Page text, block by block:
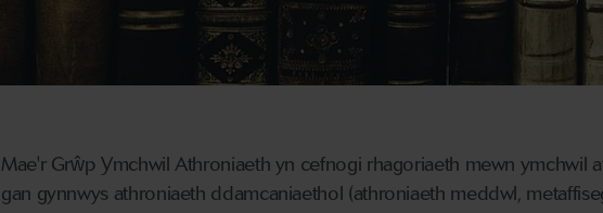
Mae'r Grŵp Ymchwil Athroniaeth yn cefnogi rhagoriaeth mewn
gan gynnwys athroniaeth ddamcaniaethol (athroniaeth meddwl,